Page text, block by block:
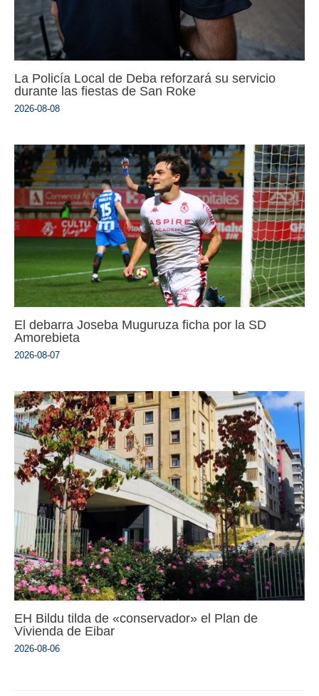
La Policía Local de Deba reforzará su servicio
durante las fiestas de San Roke
2026-08-08
El debarra Joseba Muguruza ficha por la SD
Amorebieta
2026-08-07
EH Bildu tilda de «conservador» el Plan de
Vivienda de Eibar
2026-08-06